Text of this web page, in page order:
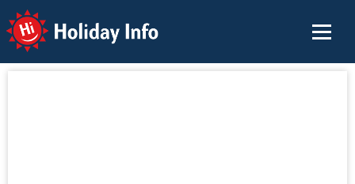
Holiday Info